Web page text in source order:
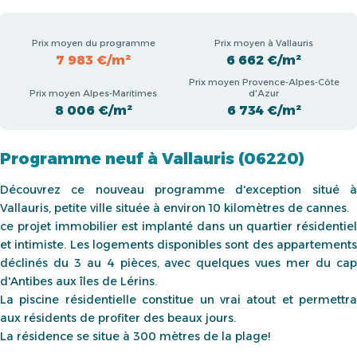
Prix moyen du programme
7 983 €/m²
Prix moyen à Vallauris
6 662 €/m²
Prix moyen Alpes-Maritimes
8 006 €/m²
Prix moyen Provence-Alpes-Côte
d'Azur
6 734 €/m²
Programme neuf à Vallauris (06220)
Découvrez ce nouveau programme d'exception situé à
Vallauris, petite ville située à environ 10 kilomètres de cannes.
ce projet immobilier est implanté dans un quartier résidentiel
et intimiste. Les logements disponibles sont des appartements
déclinés du 3 au 4 pièces, avec quelques vues mer du cap
d'Antibes aux îles de Lérins.
La piscine résidentielle constitue un vrai atout et permettra
aux résidents de profiter des beaux jours.
La résidence se situe à 300 mètres de la plage!